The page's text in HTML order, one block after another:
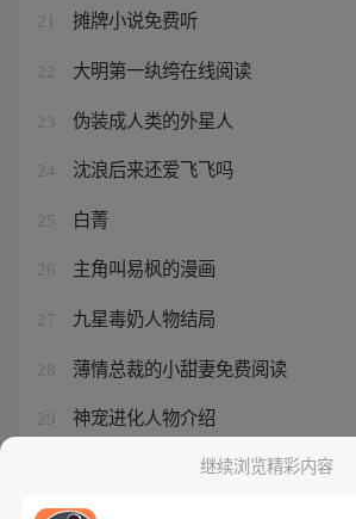
21 摊牌小说免费听
22 大明第一纨绔在线阅读
23 伪装成人类的外星人
24 沈浪后来还爱飞飞吗
25 白菁
26 主角叫易枫的漫画
27 九星毒奶人物结局
28 薄情总裁的小甜妻免费阅读
29 神宠进化人物介绍
继续浏览精彩内容